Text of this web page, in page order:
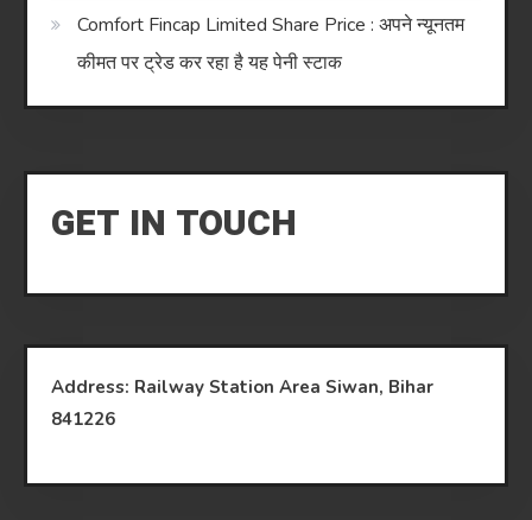
Comfort Fincap Limited Share Price : अपने न्यूनतम
कीमत पर ट्रेड कर रहा है यह पेनी स्टाक
GET IN TOUCH
Address: Railway Station Area Siwan, Bihar
841226